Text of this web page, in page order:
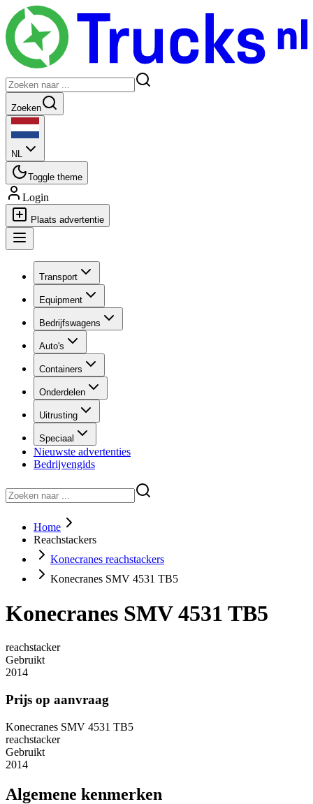
Zoeken
NL
Toggle theme
Login
Plaats advertentie
Transport
Equipment
Bedrijfswagens
Auto's
Containers
Onderdelen
Uitrusting
Speciaal
Nieuwste advertenties
Bedrijvengids
Home
Reachstackers
Konecranes reachstackers
Konecranes SMV 4531 TB5
Konecranes SMV 4531 TB5
reachstacker
Gebruikt
2014
Prijs op aanvraag
Konecranes SMV 4531 TB5
reachstacker
Gebruikt
2014
Algemene kenmerken